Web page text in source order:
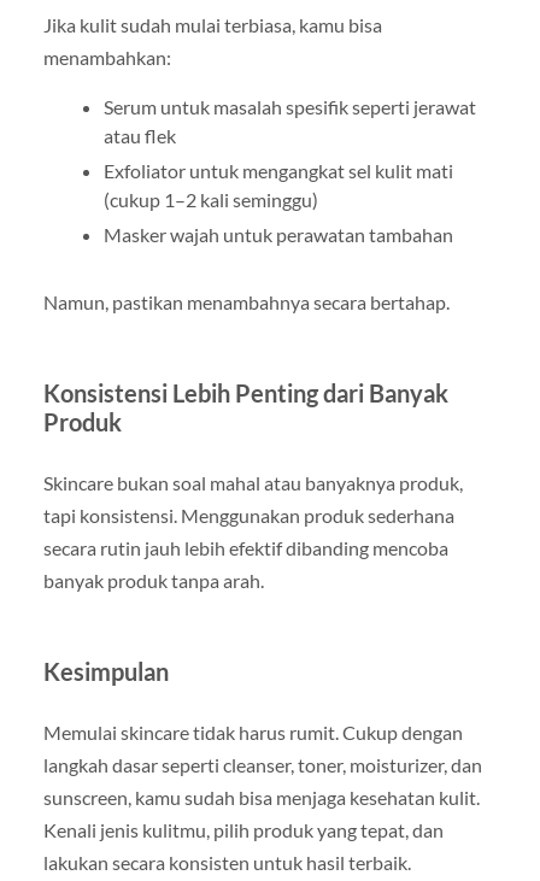
Jika kulit sudah mulai terbiasa, kamu bisa
menambahkan:
Serum untuk masalah spesifik seperti jerawat
atau flek
Exfoliator untuk mengangkat sel kulit mati
(cukup 1–2 kali seminggu)
Masker wajah untuk perawatan tambahan
Namun, pastikan menambahnya secara bertahap.
Konsistensi Lebih Penting dari Banyak
Produk
Skincare bukan soal mahal atau banyaknya produk,
tapi konsistensi. Menggunakan produk sederhana
secara rutin jauh lebih efektif dibanding mencoba
banyak produk tanpa arah.
Kesimpulan
Memulai skincare tidak harus rumit. Cukup dengan
langkah dasar seperti cleanser, toner, moisturizer, dan
sunscreen, kamu sudah bisa menjaga kesehatan kulit.
Kenali jenis kulitmu, pilih produk yang tepat, dan
lakukan secara konsisten untuk hasil terbaik.